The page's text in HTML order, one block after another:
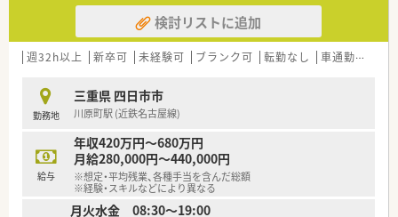
【勤務実態について】
■1日の処方箋枚数が落ち着いているため、平日遅くとも19時頃
まで、火曜と土曜は18時頃には終われる環境がございます。
【想定される業務内容】
■調剤、監査、服薬指導といった一連の業務に加え、門前の医療
機関と連携した専門的な対応をお願いします。
■外科領域の術後疼痛管理や、婦人科領域におけるホルモン療法
など、専門性の高い服薬指導が経験できます。
検討リストに追加
週32h以上 新卒可 未経験可 ブランク可 転勤なし 車通勤可
勤務地
三重県 四日市市
川原町駅 (近鉄名古屋線)
給与
年収420万円～680万円
月給280,000円～440,000円
※想定・平均残業、各種手当を含んだ総額
※経験・スキルなどにより異なる
月火水金 08:30～19:00